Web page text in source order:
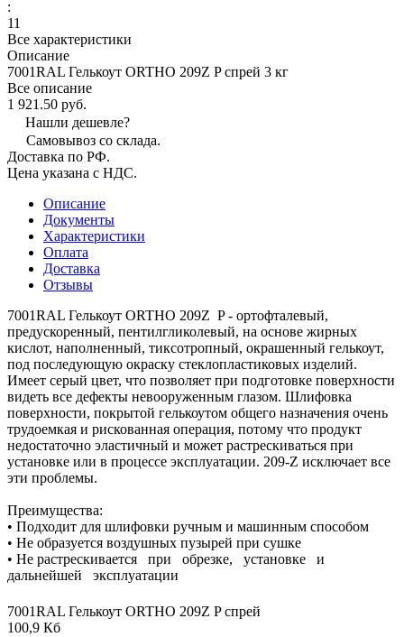
:
11
Все характеристики
Описание
7001RAL Гелькоут ORTHO 209Z P спрей 3 кг
Все описание
1 921.50 руб.
Нашли дешевле?
Самовывоз со склада.
Доставка по РФ.
Цена указана с НДС.
Описание
Документы
Характеристики
Оплата
Доставка
Отзывы
7001RAL Гелькоут ORTHO 209Z P - ортофталевый,
предускоренный, пентилгликолевый, на основе жирных
кислот, наполненный, тиксотропный, окрашенный гелькоут,
под последующую окраску стеклопластиковых изделий.
Имеет серый цвет, что позволяет при подготовке поверхности
видеть все дефекты невооруженным глазом. Шлифовка
поверхности, покрытой гелькоутом общего назначения очень
трудоемкая и рискованная операция, потому что продукт
недостаточно эластичный и может растрескиваться при
установке или в процессе эксплуатации. 209-Z исключает все
эти проблемы.
Преимущества:
• Подходит для шлифовки ручным и машинным способом
• Не образуется воздушных пузырей при сушке
• Не растрескивается при обрезке, установке и
дальнейшей эксплуатации
7001RAL Гелькоут ORTHO 209Z P спрей
100,9 Кб